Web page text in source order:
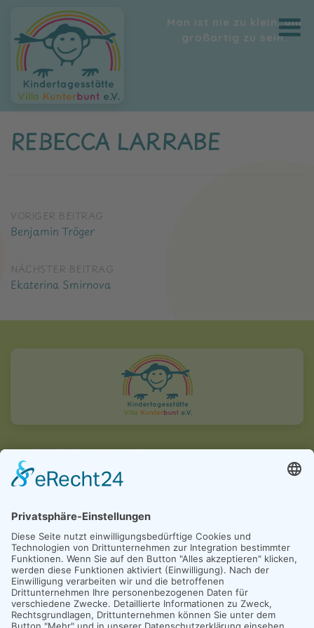
content
Man ist nie zu klein, um
groß­artig zu sein.
REBECCA LARRABE
POST
NAVIGATION
VORIGER BEITRAG
Benjamin Tröger
NÄCHSTER BEITRAG
Ekaterina Smirnova
Kita Villa Kunterbunt e.V.
Dammelsfurther Weg 16-18
51503 Rösrath
7:30 - 16:30 Uhr
02205 / 3553
leitung@kita-villakunterbunt-ev.de
Anmeldung bei LittleBird